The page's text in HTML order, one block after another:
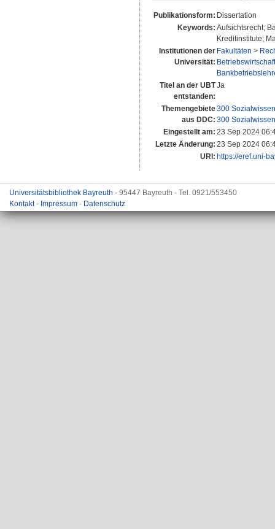
Publikationsform: Dissertation
Keywords: Aufsichtsrecht;
Kreditinstitute;
Institutionen der
Universität:
Fakultäten >
Titel an der UBT
entstanden:
Ja
Themengebiete
aus DDC:
300
300
Eingestellt am: 23 Sep 2024
Letzte Änderung: 23 Sep 2024
URI: https://eref.uni-
Universitätsbibliothek Bayreuth - 95447 Bayreuth - Tel. 0921/553450
Kontakt- Impressum - Datenschutz